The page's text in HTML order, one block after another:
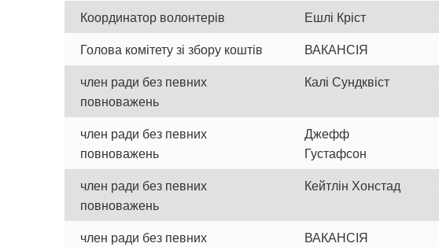
Координатор волонтерів
Ешлі Кріст
Голова комітету зі збору коштів
ВАКАНСІЯ
член ради без певних
повноважень
Калі Сундквіст
член ради без певних
повноважень
Джефф
Густафсон
член ради без певних
повноважень
Кейтлін Хонстад
член ради без певних
ВАКАНСІЯ